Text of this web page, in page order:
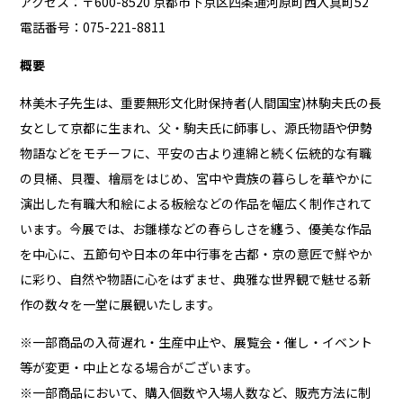
電話番号：075-221-8811
概要
林美木子先生は、重要無形文化財保持者(人間国宝)林駒夫氏の長
女として京都に生まれ、父・駒夫氏に師事し、源氏物語や伊勢
物語などをモチーフに、平安の古より連綿と続く伝統的な有職
の貝桶、貝覆、檜扇をはじめ、宮中や貴族の暮らしを華やかに
演出した有職大和絵による板絵などの作品を幅広く制作されて
います。今展では、お雛様などの春らしさを纏う、優美な作品
を中心に、五節句や日本の年中行事を古都・京の意匠で鮮やか
に彩り、自然や物語に心をはずませ、典雅な世界観で魅せる新
作の数々を一堂に展観いたします。
※一部商品の入荷遅れ・生産中止や、展覧会・催し・イベント
等が変更・中止となる場合がございます。
※一部商品において、購入個数や入場人数など、販売方法に制